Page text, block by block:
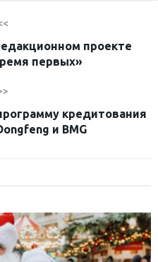
проекте
первых»
кредитования
и BMG